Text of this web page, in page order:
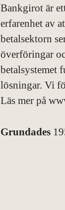
Bankgirot är
erfarenhet av
betalsektorn
överföringar
betalsystemet
lösningar. Vi
Läs mer på
Grundades